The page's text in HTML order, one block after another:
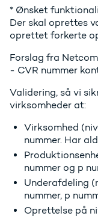
* Ønsket
Der skal oprettes
oprettet forkerte
Forslag fra
- CVR nummer
Validering, så vi
virksomheder at:
Virksomhed
nummer. Har
nummer og p
Underafdeling
nummer, p
Oprettelse på